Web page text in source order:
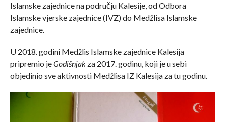
Islamske zajednice na području Kalesije, od Odbora
Islamske vjerske zajednice (IVZ) do Medžlisa Islamske
zajednice.
U 2018. godini Medžlis Islamske zajednice Kalesija
pripremio jeGodišnjak za 2017. godinu, koji je u sebi
objedinio sve aktivnosti Medžlisa IZ Kalesija za tu godinu.